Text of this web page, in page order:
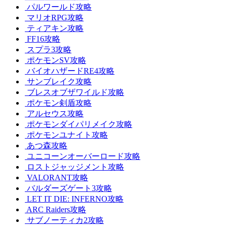
パルワールド攻略
マリオRPG攻略
ティアキン攻略
FF16攻略
スプラ3攻略
ポケモンSV攻略
バイオハザードRE4攻略
サンブレイク攻略
ブレスオブザワイルド攻略
ポケモン剣盾攻略
アルセウス攻略
ポケモンダイパリメイク攻略
ポケモンユナイト攻略
あつ森攻略
ユニコーンオーバーロード攻略
ロストジャッジメント攻略
VALORANT攻略
バルダーズゲート3攻略
LET IT DIE: INFERNO攻略
ARC Raiders攻略
サブノーティカ2攻略